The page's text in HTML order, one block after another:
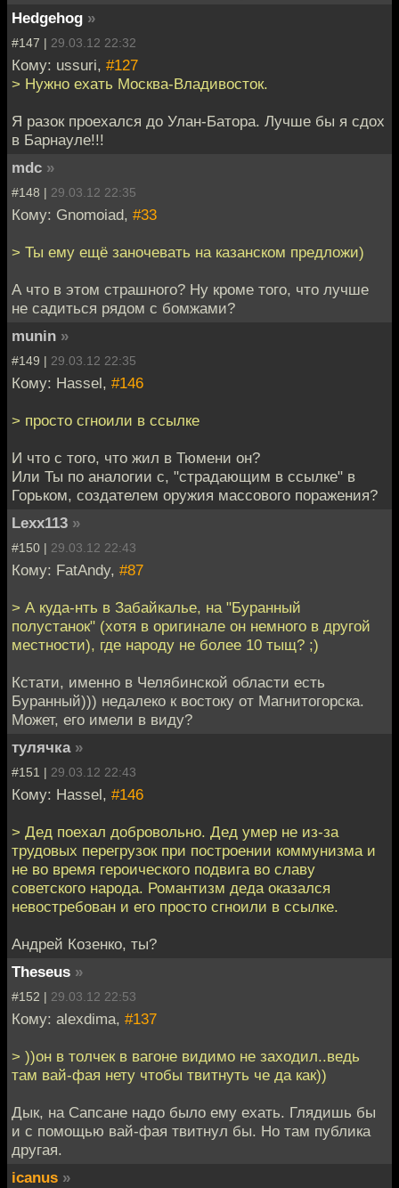
Hedgehog »
#147 | 29.03.12 22:32
Кому: ussuri, #127
> Нужно ехать Москва-Владивосток.
Я разок проехался до Улан-Батора. Лучше бы я сдох
в Барнауле!!!
mdc »
#148 | 29.03.12 22:35
Кому: Gnomoiad, #33
> Ты ему ещё заночевать на казанском предложи)
А что в этом страшного? Ну кроме того, что лучше
не садиться рядом с бомжами?
munin »
#149 | 29.03.12 22:35
Кому: Hassel, #146
> просто сгноили в ссылке
И что с того, что жил в Тюмени он?
Или Ты по аналогии с, "страдающим в ссылке" в
Горьком, создателем оружия массового поражения?
Lexx113 »
#150 | 29.03.12 22:43
Кому: FatAndy, #87
> А куда-нть в Забайкалье, на "Буранный
полустанок" (хотя в оригинале он немного в другой
местности), где народу не более 10 тыщ? ;)
Кстати, именно в Челябинской области есть
Буранный))) недалеко к востоку от Магнитогорска.
Может, его имели в виду?
тулячка »
#151 | 29.03.12 22:43
Кому: Hassel, #146
> Дед поехал добровольно. Дед умер не из-за
трудовых перегрузок при построении коммунизма и
не во время героического подвига во славу
советского народа. Романтизм деда оказался
невостребован и его просто сгноили в ссылке.
Андрей Козенко, ты?
Theseus »
#152 | 29.03.12 22:53
Кому: alexdima, #137
> ))он в толчек в вагоне видимо не заходил..ведь
там вай-фая нету чтобы твитнуть че да как))
Дык, на Сапсане надо было ему ехать. Глядишь бы
и с помощью вай-фая твитнул бы. Но там публика
другая.
icanus »